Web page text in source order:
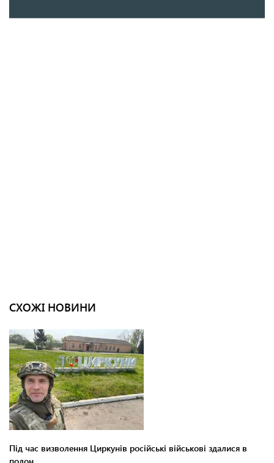
СХОЖІ НОВИНИ
Під час визволення Циркунів російські військові здалися в